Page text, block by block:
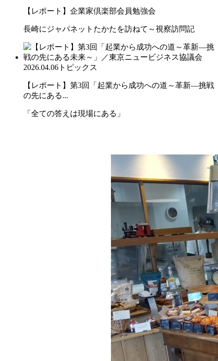
【レポート】企業家倶楽部会員勉強会
長崎にジャパネットたかたを訪ねて～視察訪問記
2026.04.06 トピックス
【レポート】第3回「起業から成功への道～革新―挑戦
の先にある...
「全ての答えは現場にある」